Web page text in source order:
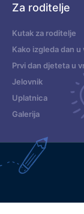
Za roditelje
Kutak za roditelje
Kako izgleda dan u
Prvi dan djeteta u
Jelovnik
Uplatnica
Galerija